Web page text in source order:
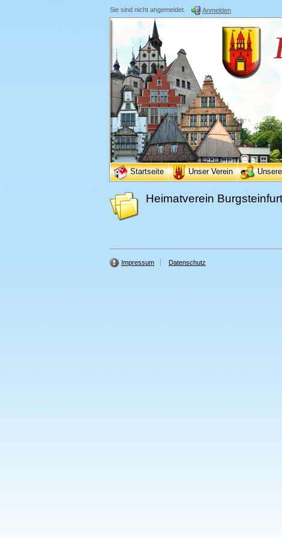
Sie sind nicht angemeldet. Anmelden
Startseite Unser Verein
Heimatverein Burgsteinfurt
Impressum Datenschutz